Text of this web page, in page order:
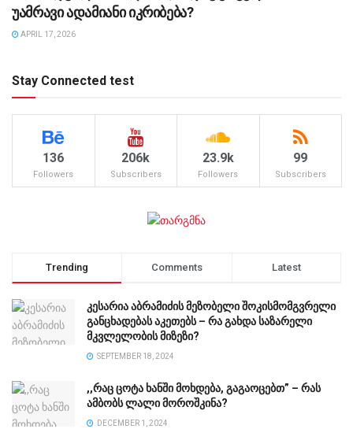
უამრავი ადამიანი იკრიბება?
APRIL 17, 2026
Stay Connected test
136
Followers
206k
Subscribers
23.9k
Followers
99
Subscribers
Trending Comments Latest
კესარია აბრამიძის მეზობელი შოკისმომგვრელი
განცხადებას აკეთებს – რა გახდა საზარელი
მკვლელობის მიზეზი?
SEPTEMBER 18, 2024
,,რაც ცოტა ხანში მოხდება, გაგაოცებთ” – რას
ამბობს ლალი მოროშკინა?
DECEMBER 1, 2024